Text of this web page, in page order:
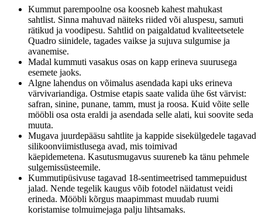
Kummut parempoolne osa koosneb kahest mahukast
sahtlist. Sinna mahuvad näiteks riided või aluspesu, samuti
rätikud ja voodipesu. Sahtlid on paigaldatud kvaliteetsetele
Quadro siinidele, tagades vaikse ja sujuva sulgumise ja
avanemise.
Madal kummuti vasakus osas on kapp erineva suurusega
esemete jaoks.
Algne lahendus on võimalus asendada kapi uks erineva
värvivariandiga. Ostmise etapis saate valida ühe 6st värvist:
safran, sinine, punane, tamm, must ja roosa. Kuid võite selle
mööbli osa osta eraldi ja asendada selle alati, kui soovite seda
muuta.
Mugava juurdepääsu sahtlite ja kappide sisekülgedele tagavad
silikoonviimistlusega avad, mis toimivad
käepidemetena. Kasutusmugavus suureneb ka tänu pehmele
sulgemissüsteemile.
Kummutipüsivuse tagavad 18-sentimeetrised tammepuidust
jalad. Nende tegelik kaugus võib fotodel näidatust veidi
erineda. Mööbli kõrgus maapimmast muudab ruumi
koristamise tolmuimejaga palju lihtsamaks.